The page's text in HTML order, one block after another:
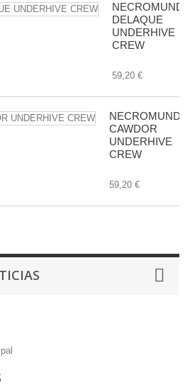
DELAQUE
UNDERHIVE
CREW
59,20 €
NECROMUNDA:
CAWDOR
UNDERHIVE
CREW
59,20 €